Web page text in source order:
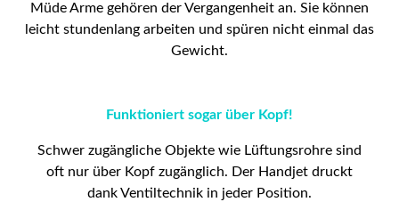
Müde Arme gehören der Vergangenheit an. Sie können
leicht stundenlang arbeiten und spüren nicht einmal das
Gewicht.
Funktioniert sogar über Kopf!
Schwer zugängliche Objekte wie Lüftungsrohre sind
oft nur über Kopf zugänglich. Der Handjet druckt
dank Ventiltechnik in jeder Position.